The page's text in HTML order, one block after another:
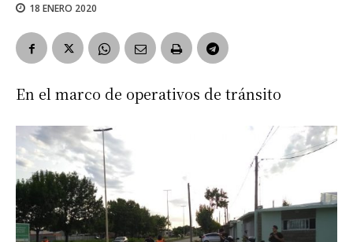
18 ENERO 2020
En el marco de operativos de tránsito